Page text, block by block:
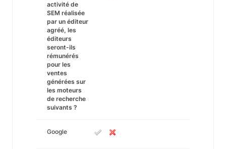
activité de
SEM réalisée
par un éditeur
agréé, les
éditeurs
seront-ils
rémunérés
pour les
ventes
générées sur
les moteurs
de recherche
suivants ?
Google